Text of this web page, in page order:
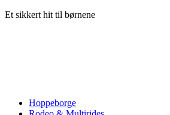
Et sikkert hit til børnene
Hoppeborge